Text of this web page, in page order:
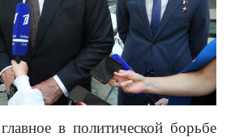
в политической борьбе